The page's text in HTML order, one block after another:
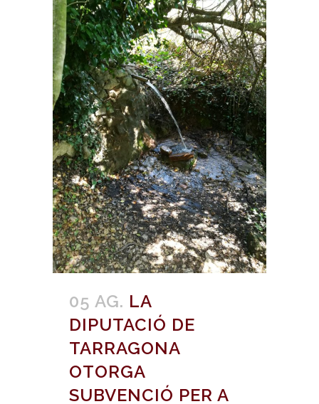
05 AG. LA
DIPUTACIÓ DE
TARRAGONA
OTORGA
SUBVENCIÓ PER A